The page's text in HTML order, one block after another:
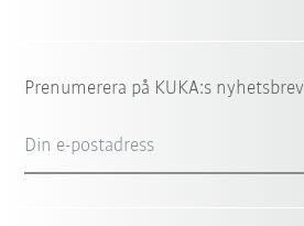
Prenumerera på KUKA:s nyhetsbrev
Din e-postadress